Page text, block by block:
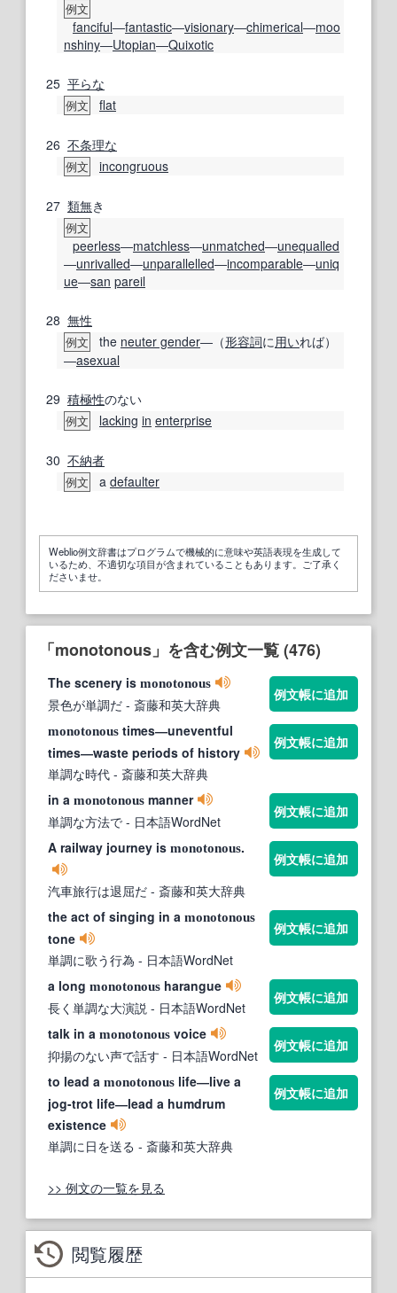
例文
fanciful―fantastic―visionary―chimerical―moo
nshiny―Utopian―Quixotic
25 平らな
例文 flat
26 不条理な
例文 incongruous
27 類無き
例文
peerless―matchless―unmatched―unequalled
―unrivalled―unparallelled―incomparable―uniq
ue―san pareil
28 無性
例文 the neuter gender―（形容詞に用いれば）
―asexual
29 積極性のない
例文 lacking in enterprise
30 不納者
例文 a defaulter
Weblio例文辞書はプログラムで機械的に意味や英語表現を生成して
いるため、不適切な項目が含まれていることもあります。ご了承く
ださいませ。
「monotonous」を含む例文一覧 (476)
The scenery is monotonous
景色が単調だ - 斎藤和英大辞典
例文帳に追加
monotonous times―uneventful
times―waste periods of history
単調な時代 - 斎藤和英大辞典
例文帳に追加
in a monotonous manner
単調な方法で - 日本語WordNet
例文帳に追加
A railway journey is monotonous.
汽車旅行は退屈だ - 斎藤和英大辞典
例文帳に追加
the act of singing in a monotonous
tone
単調に歌う行為 - 日本語WordNet
例文帳に追加
a long monotonous harangue
長く単調な大演説 - 日本語WordNet
例文帳に追加
talk in a monotonous voice
抑揚のない声で話す - 日本語WordNet
例文帳に追加
to lead a monotonous life―live a
jog-trot life―lead a humdrum
existence
単調に日を送る - 斎藤和英大辞典
例文帳に追加
>> 例文の一覧を見る
閲覧履歴